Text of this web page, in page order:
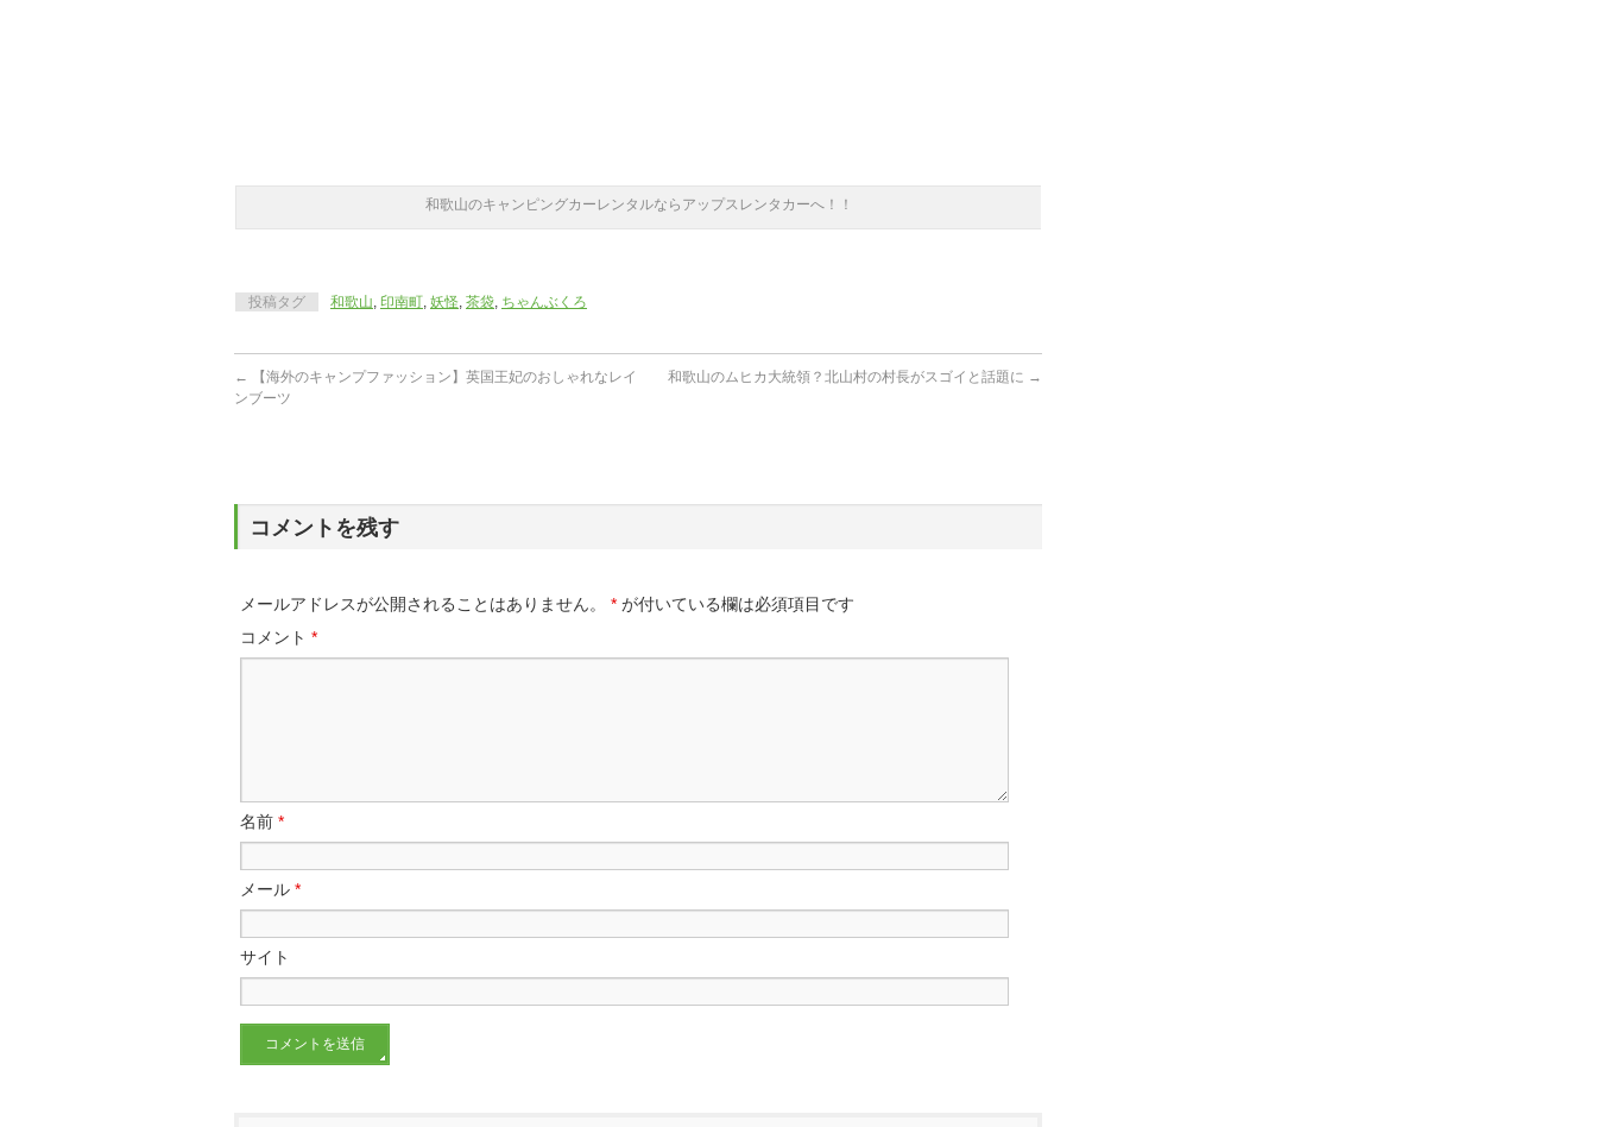
和歌山のキャンピングカーレンタルならアップスレンタカーへ！！
投稿タグ 和歌山, 印南町, 妖怪, 茶袋, ちゃんぶくろ
←
【海外のキャンプファッション】英国王妃のおしゃれなレイ
ンブーツ
和歌山のムヒカ大統領？北山村の村長がスゴイと話題に →
コメントを残す
メールアドレスが公開されることはありません。 * が付いている欄は必須項目です
コメント *
名前 *
メール *
サイト